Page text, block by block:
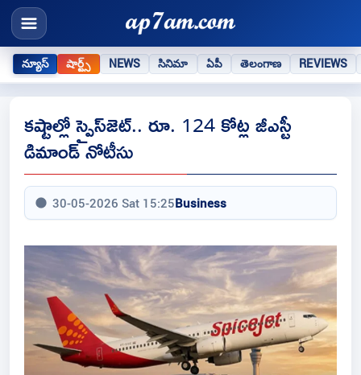
న్యూస్ షార్ట్స్ NEWS సినిమా ఏపీ తెలంగాణ REVIEWS
కష్టాల్లో స్పైస్‌జెట్.. రూ. 124 కోట్ల జీఎస్టీ
డిమాండ్ నోటీసు
30-05-2026 Sat 15:25Business